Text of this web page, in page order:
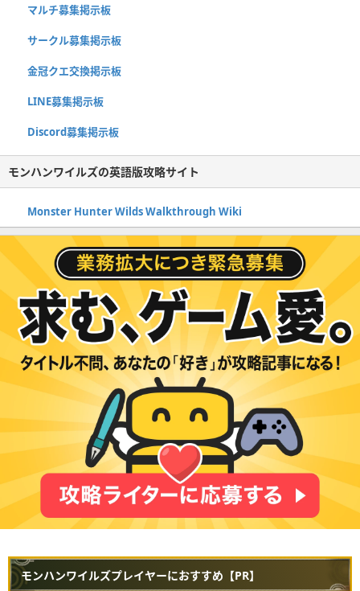
マルチ募集掲示板
サークル募集掲示板
金冠クエ交換掲示板
LINE募集掲示板
Discord募集掲示板
モンハンワイルズの英語版攻略サイト
Monster Hunter Wilds Walkthrough Wiki
モンハンワイルズプレイヤーにおすすめ【PR】